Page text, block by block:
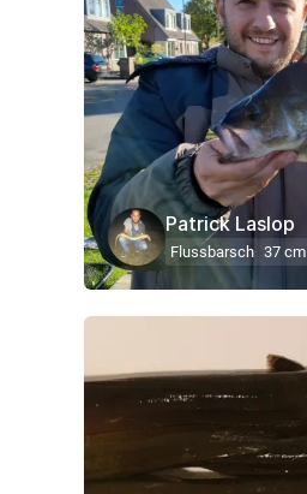
Patrick Laslop
Flussbarsch 37 cm